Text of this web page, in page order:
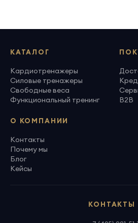
КАТАЛОГ
Кардиотренажеры
Силовые тренажеры
Свободные веса
Функциональный тренинг
B2B
О КОМПАНИИ
Контакты
Почему мы
Блог
Кейсы
КОНТАКТЫ